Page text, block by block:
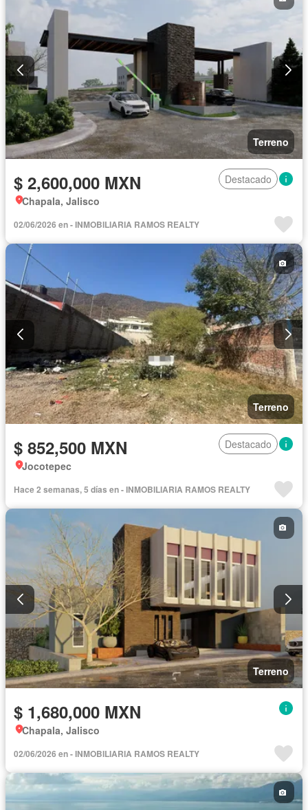
Terreno
$ 2,600,000 MXN
Destacado
Chapala, Jalisco
02/06/2026 en - INMOBILIARIA RAMOS REALTY
Terreno
$ 852,500 MXN
Destacado
Jocotepec
Hace 2 semanas, 5 días en - INMOBILIARIA RAMOS REALTY
Terreno
$ 1,680,000 MXN
Chapala, Jalisco
02/06/2026 en - INMOBILIARIA RAMOS REALTY